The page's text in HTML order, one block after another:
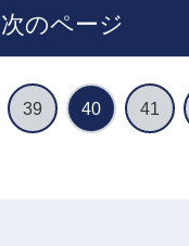
次のページ
39 40 41